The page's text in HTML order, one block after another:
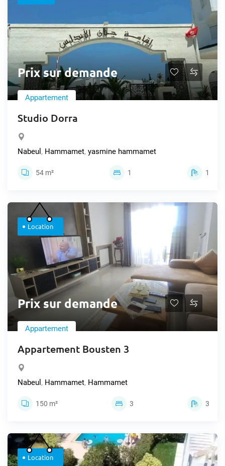
Prix sur demande
Appartement
Studio Dorra
Nabeul , Hammamet, yasmine hammamet
54 m² 1 1
Location
Prix sur demande
Appartement
Appartement Bousten 3
Nabeul , Hammamet, Hammamet
150 m² 3 3
Location